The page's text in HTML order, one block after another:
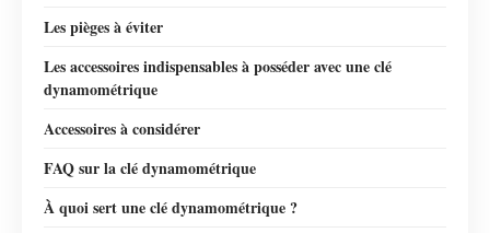
Les pièges à éviter
Les accessoires indispensables à posséder avec une clé
dynamométrique
Accessoires à considérer
FAQ sur la clé dynamométrique
À quoi sert une clé dynamométrique ?